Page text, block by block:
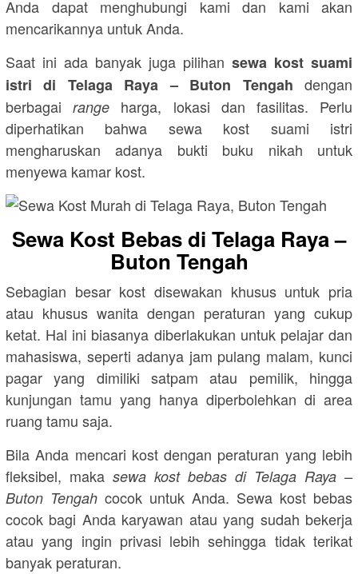
Anda dapat menghubungi kami dan kami akan
mencarikannya untuk Anda.
Saat ini ada banyak juga pilihan sewa kost suami
istri di Telaga Raya – Buton Tengah dengan
berbagairange harga, lokasi dan fasilitas. Perlu
diperhatikan bahwa sewa kost suami istri
mengharuskan adanya bukti buku nikah untuk
menyewa kamar kost.
Sewa Kost Bebas di Telaga Raya –
Buton Tengah
Sebagian besar kost disewakan khusus untuk pria
atau khusus wanita dengan peraturan yang cukup
ketat. Hal ini biasanya diberlakukan untuk pelajar dan
mahasiswa, seperti adanya jam pulang malam, kunci
pagar yang dimiliki satpam atau pemilik, hingga
kunjungan tamu yang hanya diperbolehkan di area
ruang tamu saja.
Bila Anda mencari kost dengan peraturan yang lebih
fleksibel, maka sewa kost bebas di Telaga Raya –
Buton Tengah cocok untuk Anda. Sewa kost bebas
cocok bagi Anda karyawan atau yang sudah bekerja
atau yang ingin privasi lebih sehingga tidak terikat
banyak peraturan.